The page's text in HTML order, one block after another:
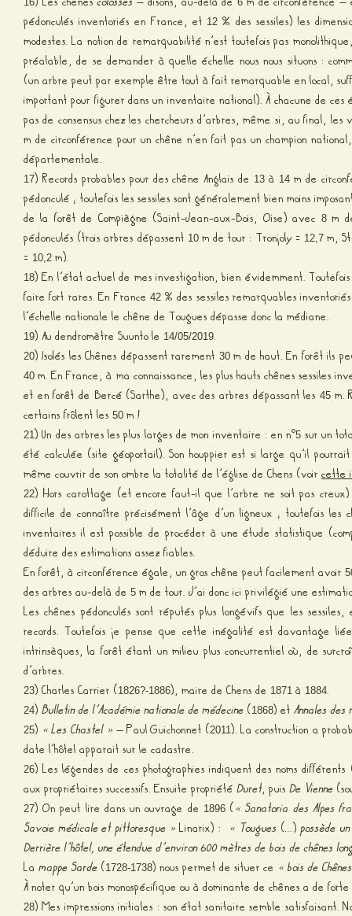
pédonculés inventoriés en France, et 12 % des sessiles) les
modestes. La notion de remarquabilité n’est toutefois pas
préalable, de se demander à quelle échelle nous nous situons :
(un arbre peut par exemple être tout à fait remarquable en local,
important pour figurer dans un inventaire national). À chacune de ces
pas de consensus chez les chercheurs d’arbres, même si, au final,
m de circonférence pour un chêne n’en fait pas un champion
départementale.
17) Records probables pour des chêne Anglais de 13 à 14 m de
pédonculé ; toutefois les sessiles sont généralement bien moins
de la forêt de Compiègne (Saint-Jean-aux-Bois, Oise) avec 8m
pédonculés (trois arbres dépassent 10m de tour : Tronjoly = 12,7m,
= 10,2 m).
18) En l’état actuel de mes investigation, bien évidemment.
faire fort rares. En France42 % des sessiles remarquables
l’échelle nationale le chêne de Tougues dépasse donc la médiane.
19) Au dendromètre Suunto le 14/05/2019.
20) Isolés les Chênes dépassent rarement 30m de haut. En forêt ils
40 m. En France, à ma connaissance, les plus hauts chênes sessiles
et enforêt de Bercé (Sarthe), avec des arbres dépassant les45 m.
certains frôlent les 50 m !
21 ) Un des arbres les plus larges de mon inventaire : en n°5 sur un
été calculée (site géoportail). Son houppier est si large qu’il
même couvrir de son ombre la totalité de l’église de Chens (voir cette
22) Hors carottage (et encore faut-il que l’arbre ne soit pas
difficile de connaître précisément l’âge d’un ligneux ; toutefois
inventaires il est possible de procéder à une étude statistique
déduire des estimations assez fiables.
En forêt, à circonférence égale, un gros chêne peut facilement avoir
des arbres au-delà de 5 m de tour. J’ai donc ici privilégié une
Les chênes pédonculés sont réputés plus longévifs que les
records. Toutefois je pense que cette inégalité est davantage
intrinsèques, la forêt étant un milieu plus concurrentiel où, de
d’arbres.
23) Charles Carrier (1826?-1886), maire de Chens de 1871 à 1884.
24) Bulletin de l’Académie nationale de médecine (1868) et Annales des
25) « Les Chastel » – Paul Guichonnet (2011 ). La construction a
date l’hôtel apparait sur le cadastre.
26) Les légendes de ces photographies indiquent des noms différents
aux propriétaires successifs. Ensuite propriété Duret, puis De Vienne
27) On peut lire dans un ouvrage de 1896 (« Sanatoria des Alpes
Savoie médicale et pittoresque » Linarix) : « Tougues (…)possède
Derrière l’hôtel, une étendue d’environ 600 mètres de bois de chênes
La mappe Sarde (1728-1738) nous permet de situer ce « bois de
À noter qu’un bois monospécifique ou à dominante de chênes a de
28) Mes impressions initiales : son état sanitaire semble satisfaisant.